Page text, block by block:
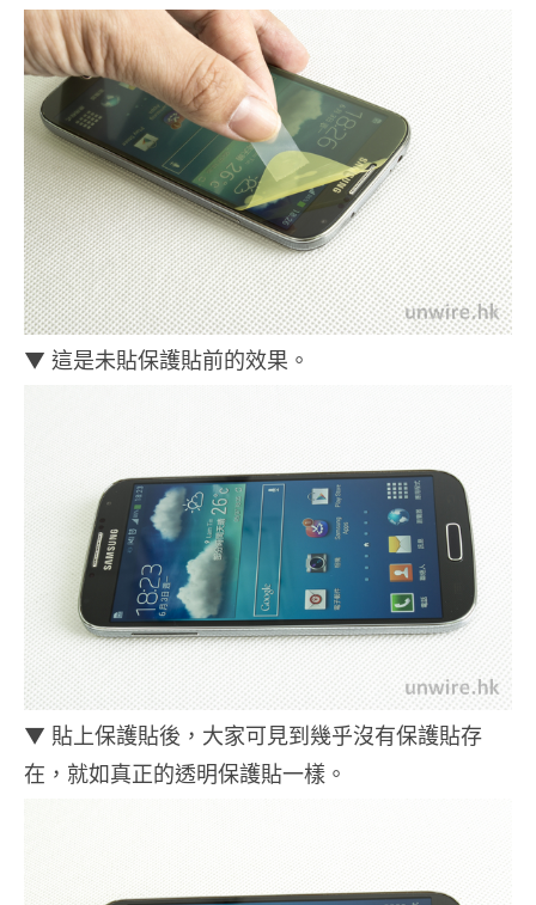
▼ 這是未貼保護貼前的效果。
▼ 貼上保護貼後，大家可見到幾乎沒有保護貼存
在，就如真正的透明保護貼一樣。